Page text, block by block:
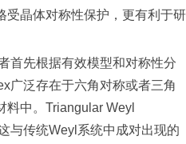
受晶体对称性保护，更有利于研
首先根据有效模型和对称性分
广泛存在于六角对称或者三角
中。 Triangular Weyl
与传统Weyl 系统中成对出现的